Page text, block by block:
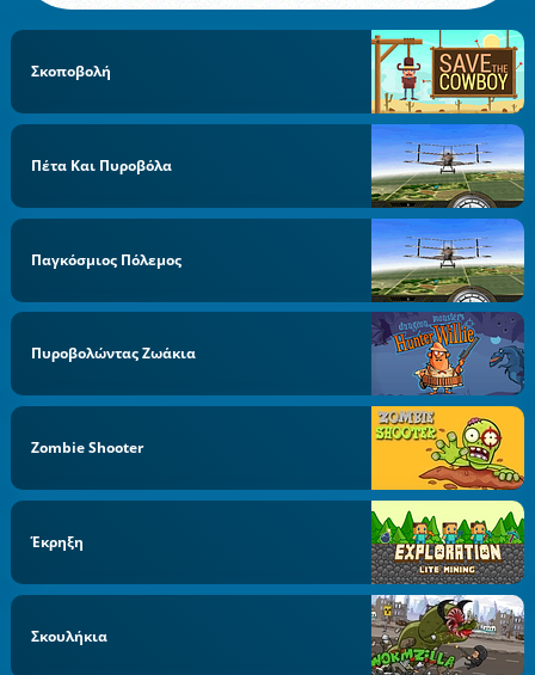
Σκοποβολή
Πέτα Και Πυροβόλα
Παγκόσμιος Πόλεμος
Πυροβολώντας Ζωάκια
Zombie Shooter
Έκρηξη
Σκουλήκια